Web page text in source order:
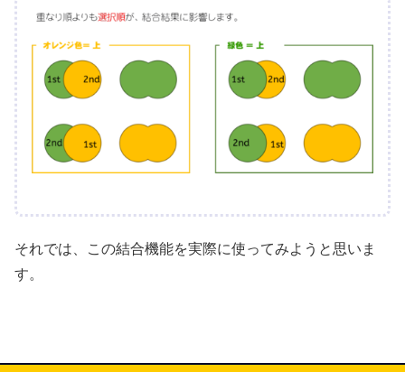
それでは、この結合機能を実際に使ってみようと思いま
す。